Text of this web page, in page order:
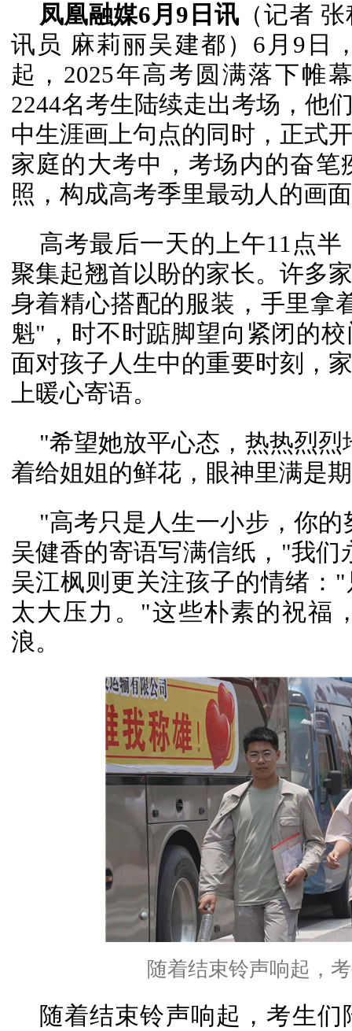
凤凰融媒6月9日讯 （记者
讯员 麻莉丽吴建都）6月9日
起， 2025年高考圆满落下帷
2244名考生陆续走出考场，他
中生涯画上句点的同时，正式
家庭的大考中，考场内的奋
照，构成高考季里最动人的画
高考最后一天的上午11点半
聚集起翘首以盼的家长。许多
身着精心搭配的服装，手里拿
魁"，时不时踮脚望向紧闭的
面对孩子人生中的重要时刻，
上暖心寄语。
"希望她放平心态，热热烈
着给姐姐的鲜花，眼神里满是
"高考只是人生一小步，你
吴健香的寄语写满信纸，"我
吴江枫则更关注孩子的情绪：
太大压力。"这些朴素的祝福
浪。
随着结束铃声响起，
随着结束铃声响起，考生